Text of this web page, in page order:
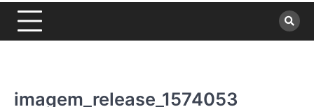
imagem_release_1574053